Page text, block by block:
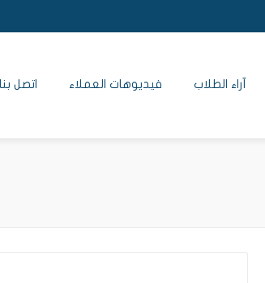
آراء الطلاب فيديوهات العملاء اتصل بنا